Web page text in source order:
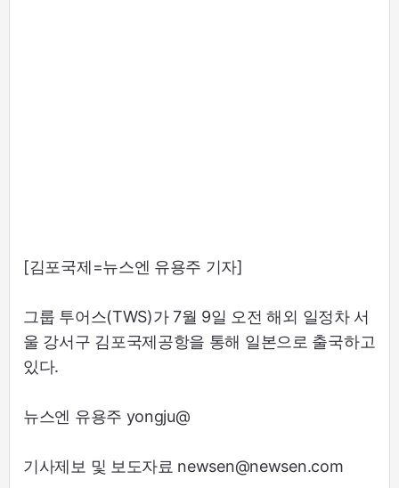
[김포국제=뉴스엔 유용주 기자]
그룹 투어스(TWS)가 7월 9일 오전 해외 일정차 서
울 강서구 김포국제공항을 통해 일본으로 출국하고
있다.
뉴스엔 유용주 yongju@
기사제보 및 보도자료 newsen@newsen.com